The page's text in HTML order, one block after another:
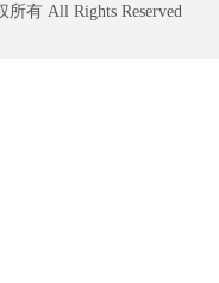
有 All Rights Reserved